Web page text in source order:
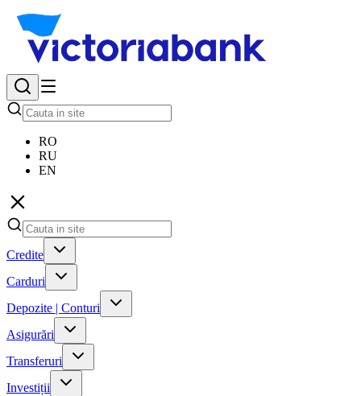
RO
RU
EN
Credite
Carduri
Depozite | Conturi
Asigurări
Transferuri
Investiții